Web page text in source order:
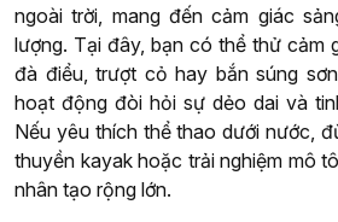
ngoài trời, mang đến cảm giác
lượng. Tại đây, bạn có thể thử cảm
đà điểu, trượt cỏ hay bắn súng
hoạt động đòi hỏi sự dẻo dai và
Nếu yêu thích thể thao dưới nước,
thuyền kayak hoặc trải nghiệm mô
nhân tạo rộng lớn.